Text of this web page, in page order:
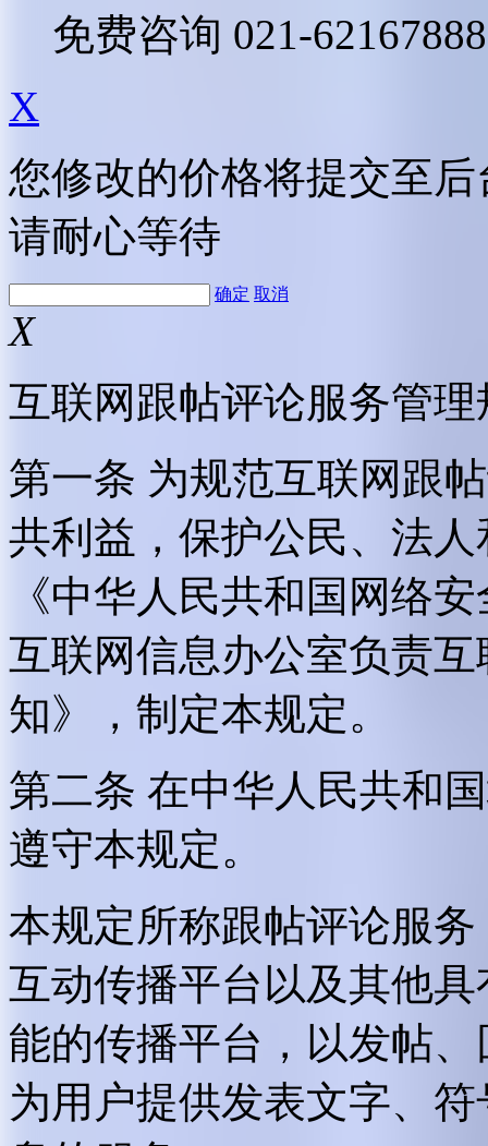
免费咨询 021-62167888
X
您修改的价格将提交至
请耐心等待
确定 取消
X
互联网跟帖评论服务管理
第一条 为规范互联网跟
共利益，保护公民、法
《中华人民共和国网络
互联网信息办公室负责
知》，制定本规定。
第二条 在中华人民共和
遵守本规定。
本规定所称跟帖评论服
互动传播平台以及其他
能的传播平台，以发帖
为用户提供发表文字、